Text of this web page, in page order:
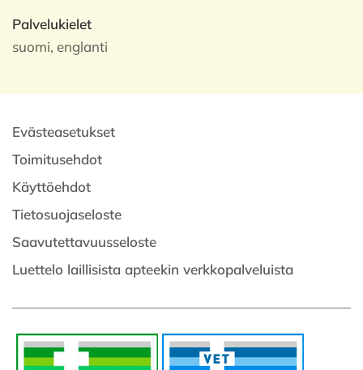
Palvelukielet
suomi, englanti
Evästeasetukset
Toimitusehdot
Käyttöehdot
Tietosuojaseloste
Saavutettavuusseloste
Luettelo laillisista apteekin verkkopalveluista